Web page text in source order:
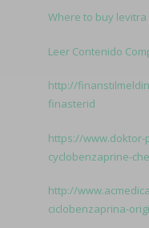
Where to buy
Leer Contenido
http://
finasterid
https://
cyclobenzaprine-
http://
ciclobenzaprina-